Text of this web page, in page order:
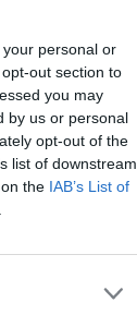
personal or
out section to
you may
by us or personal
opt-out of the
list of downstream
the IAB’s List of
διατηρούσε